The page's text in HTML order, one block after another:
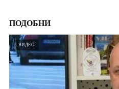
ПОДОБНИ
ВИДЕО